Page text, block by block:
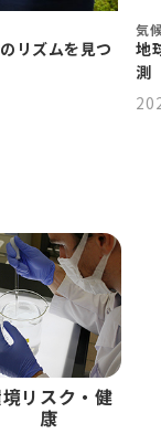
リズムを見つ
気
地
測
リスク・健
康